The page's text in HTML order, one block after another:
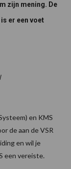
zijn mening. De
er een voet
en KMS
de aan de VSR
en wil je
een vereiste.